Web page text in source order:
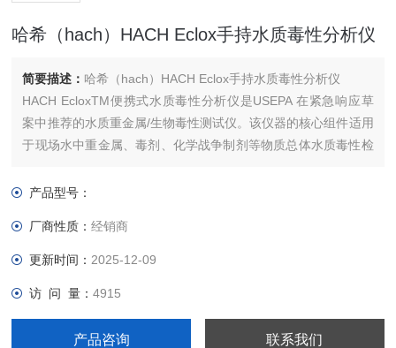
哈希（hach）HACH Eclox手持水质毒性分析仪
简要描述： 哈希（hach）HACH Eclox手持水质毒性分析仪
HACH EcloxTM便携式水质毒性分析仪是USEPA 在紧急响应草
案中推荐的水质重金属/生物毒性测试仪。该仪器的核心组件适用
于现场水中重金属、毒剂、化学战争制剂等物质总体水质毒性检
术。
产品型号：
厂商性质：经销商
更新时间： 2025-12-09
访 问 量：4915
产品咨询 联系我们